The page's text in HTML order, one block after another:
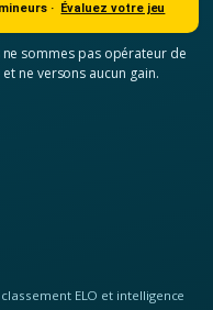
· Évaluez votre jeu
sommes pas opérateur de
ne versons aucun gain.
ELO et intelligence